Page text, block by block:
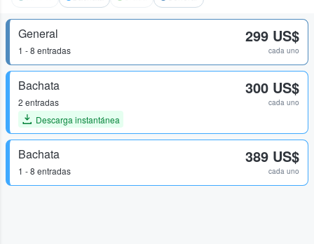
General
1 - 8 entradas
299 US$
cada uno
Bachata
2 entradas
Descarga instantánea
300 US$
cada uno
Bachata
1 - 8 entradas
389 US$
cada uno